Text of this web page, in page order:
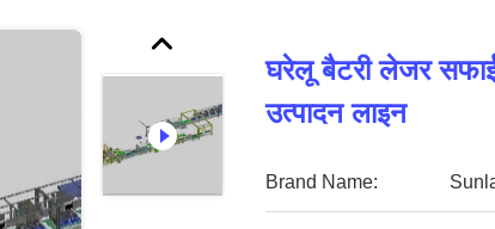
घरेलू बैटरी लेजर
उत्पादन लाइन
Brand Name: